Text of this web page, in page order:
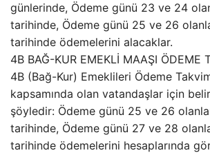
günlerinde, Ödeme günü 23 ve 24
tarihinde, Ödeme günü 25 ve 26
tarihinde ödemelerini alacaklar.
4B BAĞ-KUR EMEKLİ MAAŞI ÖDEME
4B (Bağ-Kur) Emeklileri Ödeme
kapsamında olan vatandaşlar için
şöyledir: Ödeme günü 25 ve 26
tarihinde, Ödeme günü 27 ve 28
tarihinde ödemelerini hesaplarında